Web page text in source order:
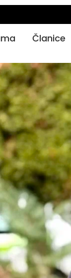
Članice